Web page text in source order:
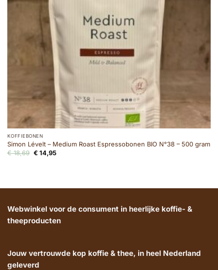
KOFFIEBONEN
Simon Lévelt – Medium Roast Espressobonen BIO N°38 – 500 gram
€18,69 Oorspronkelijke
€ 14,95Huidige
Webwinkel voor de consument in heerlijke koffie- &
theeproducten
Jouw vertrouwde kop koffie & thee, in heel Nederland
geleverd